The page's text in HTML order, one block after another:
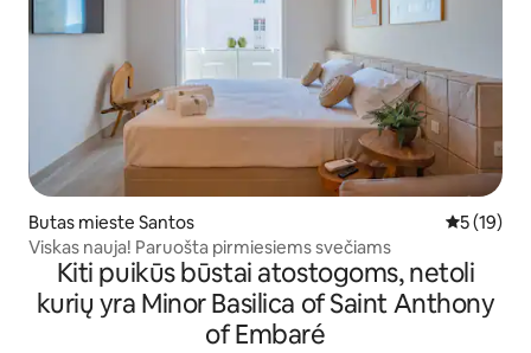
Butas mieste Santos Vidutinis
5 (19)
Viskas nauja! Paruošta pirmiesiems svečiams
Kiti puikūs būstai atostogoms, netoli
kurių yra Minor Basilica of Saint Anthony
of Embaré